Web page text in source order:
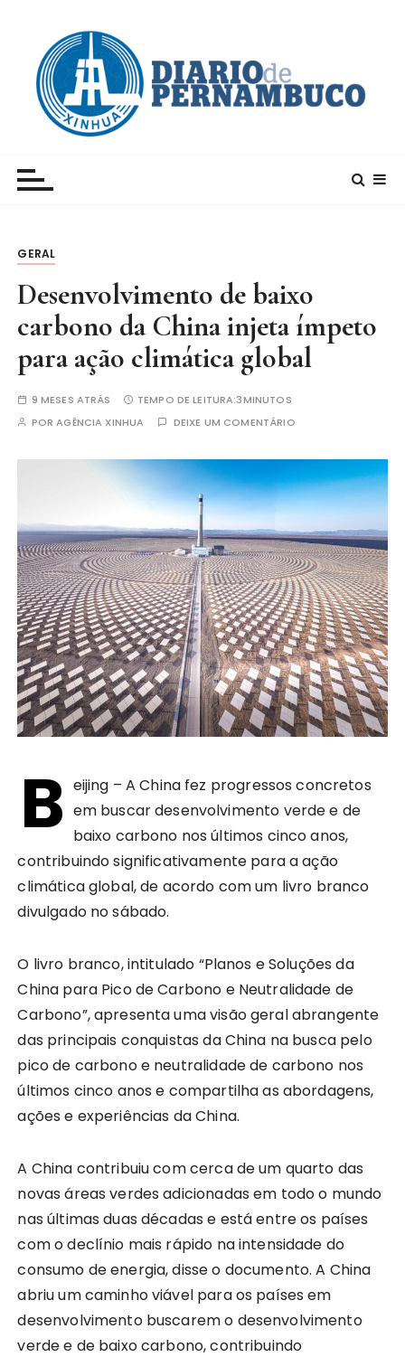
GERAL
Desenvolvimento de baixo
carbono da China injeta ímpeto
para ação climática global
9 MESES ATRÁS TEMPO DE LEITURA:3MINUTOS
PORAGÊNCIA XINHUA DEIXE UM COMENTÁRIO
B eijing – A China fez progressos concretos
em buscar desenvolvimento verde e de
baixo carbono nos últimos cinco anos,
contribuindo significativamente para a ação
climática global, de acordo com um livro branco
divulgado no sábado.
O livro branco, intitulado “Planos e Soluções da
China para Pico de Carbono e Neutralidade de
Carbono”, apresenta uma visão geral abrangente
das principais conquistas da China na busca pelo
pico de carbono e neutralidade de carbono nos
últimos cinco anos e compartilha as abordagens,
ações e experiências da China.
A China contribuiu com cerca de um quarto das
novas áreas verdes adicionadas em todo o mundo
nas últimas duas décadas e está entre os países
com o declínio mais rápido na intensidade do
consumo de energia, disse o documento. A China
abriu um caminho viável para os países em
desenvolvimento buscarem o desenvolvimento
verde e de baixo carbono, contribuindo